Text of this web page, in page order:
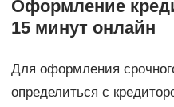
Оформление
15 минут онлайн
Для оформления
определиться с